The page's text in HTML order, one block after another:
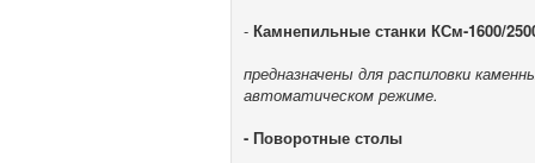
-Камнепильные станки КСм-1600/
предназначены для распиловки
автоматическом режиме.
- Поворотные столы